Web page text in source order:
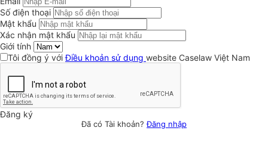
Số điện thoại
Mật khẩu
Xác nhận mật khẩu
Giới tính
Tôi đồng ý vớiĐiều khoản sử dụng website Caselaw Việt Nam
Đăng ký
Đã có Tài khoản?Đăng nhập